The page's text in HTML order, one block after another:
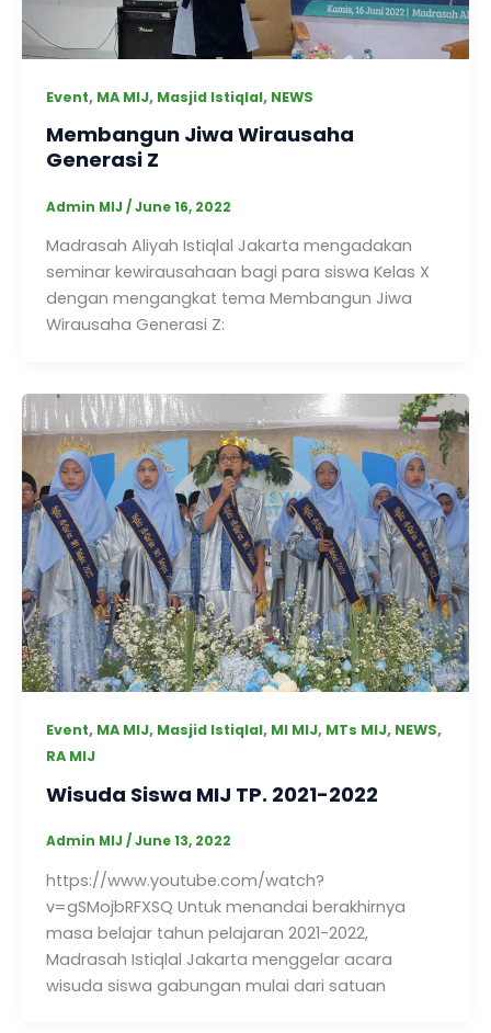
Event, MA MIJ, Masjid Istiqlal, NEWS
Membangun Jiwa Wirausaha
Generasi Z
Admin MIJ /June 16, 2022
Madrasah Aliyah Istiqlal Jakarta mengadakan
seminar kewirausahaan bagi para siswa Kelas X
dengan mengangkat tema Membangun Jiwa
Wirausaha Generasi Z:
Event, MA MIJ, Masjid Istiqlal, MI MIJ, MTs MIJ, NEWS,
RA MIJ
Wisuda Siswa MIJ TP. 2021-2022
Admin MIJ /June 13, 2022
https://www.youtube.com/watch?
v=gSMojbRFXSQ Untuk menandai berakhirnya
masa belajar tahun pelajaran 2021-2022,
Madrasah Istiqlal Jakarta menggelar acara
wisuda siswa gabungan mulai dari satuan